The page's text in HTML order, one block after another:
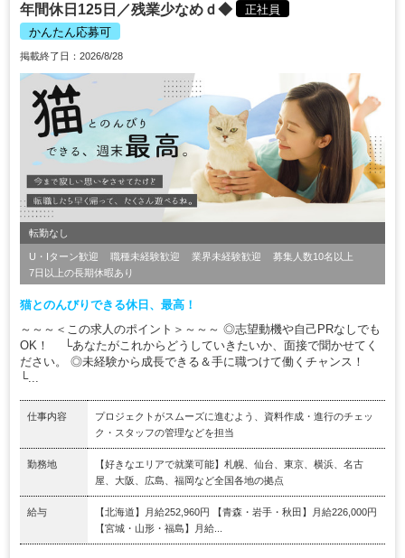
年間休日125日／残業少なめｄ◆
正社員
かんたん応募可
掲載終了日：2026/8/28
転勤なし
U・Iターン歓迎 職種未経験歓迎 業界未経験歓迎
募集人数10名以上
7日以上の長期休暇あり
猫とのんびりできる休日、最高！
～～～＜この求人のポイント＞～～～ ◎志望動機や自己PRなしでも
OK！ └あなたがこれからどうしていきたいか、面接で聞かせてく
ださい。 ◎未経験から成長できる＆手に職つけて働くチャンス！
└...
仕事内容
プロジェクトがスムーズに進むよう、資料作成・進行のチェッ
ク・スタッフの管理などを担当
勤務地
【好きなエリアで就業可能】札幌、仙台、東京、横浜、名古
屋、大阪、広島、福岡など全国各地の拠点
給与
【北海道】月給252,960円 【青森・岩手・秋田】月給226,000円
【宮城・山形・福島】月給...